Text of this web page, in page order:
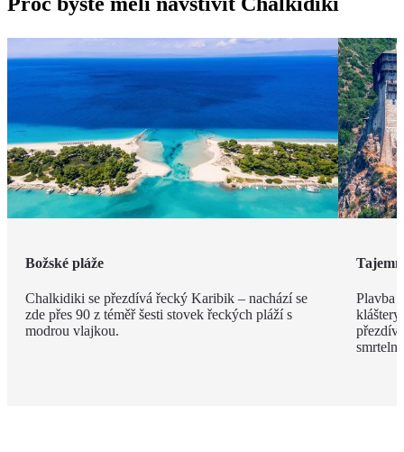
Božské pláže
Chalkidiki se přezdívá řecký Karibik – nachází se
zde přes 90 z téměř šesti stovek řeckých pláží s
modrou vlajkou.
Plavba
kláštery